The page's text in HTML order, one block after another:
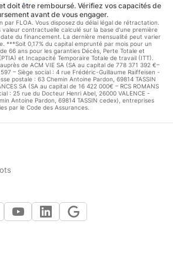
doit être remboursé. Vérifiez vos capacités de
avant de vous engager.
par FLOA. Vous disposez du délai légal de rétractation.
contractuelle calculé sur la base d'une première
du financement. La dernière mensualité peut varier
***Soit 0,17% du capital emprunté par mois pour un
66 ans pour les garanties Décès, Perte Totale et
et Incapacité Temporaire Totale de travail (ITT).
de ACM VIE SA (SA au capital de 778 371 392 €–
597 – Siège social : 4 rue Frédéric-Guillaume Raiffeisen -
postale : 63 Chemin Antoine Pardon, 69814 TASSIN
SA (SA au capital de 16 422 000€ – RCS ROMANS
: 25 rue du Docteur Henri Abel, 26000 VALENCE -
Antoine Pardon, 69814 TASSIN cedex), entreprises
par le Code des Assurances.